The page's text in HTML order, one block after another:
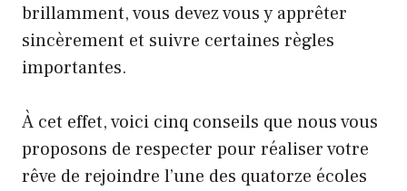
brillamment, vous devez vous y apprêter
sincèrement et suivre certaines règles
importantes.
À cet effet, voici cinq conseils que nous vous
proposons de respecter pour réaliser votre
rêve de rejoindre l’une des quatorze écoles